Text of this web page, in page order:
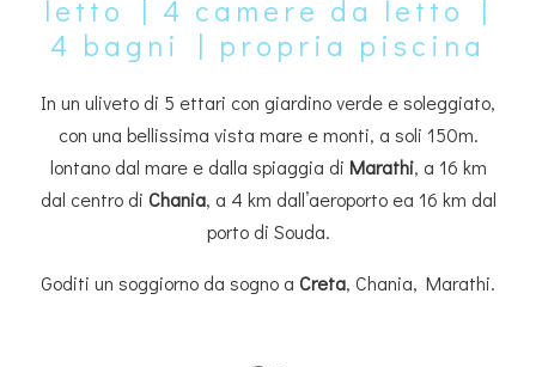
letto | 4 camere da letto |
4 bagni | propria piscina
In un uliveto di 5 ettari con giardino verde e soleggiato,
con una bellissima vista mare e monti, a soli 150m.
lontano dal mare e dalla spiaggia di Marathi, a 16 km
dal centro di Chania, a 4 km dall’aeroporto ea 16 km dal
porto di Souda.
Goditi un soggiorno da sogno a Creta, Chania, Marathi.